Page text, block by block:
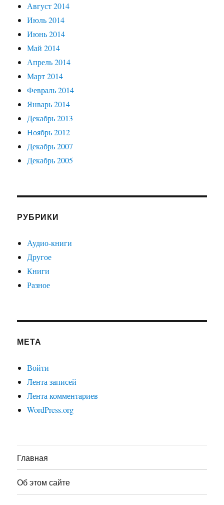
Август 2014
Июль 2014
Июнь 2014
Май 2014
Апрель 2014
Март 2014
Февраль 2014
Январь 2014
Декабрь 2013
Ноябрь 2012
Декабрь 2007
Декабрь 2005
РУБРИКИ
Аудио-книги
Другое
Книги
Разное
МЕТА
Войти
Лента записей
Лента комментариев
WordPress.org
Главная
Об этом сайте